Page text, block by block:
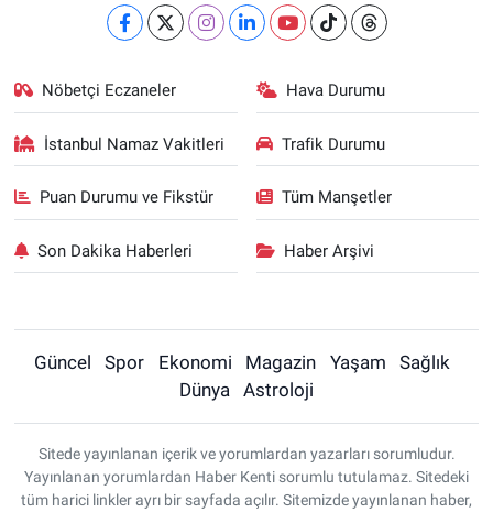
Nöbetçi Eczaneler Hava Durumu
İstanbul Namaz Vakitleri Trafik Durumu
Puan Durumu ve Fikstür Tüm Manşetler
Son Dakika Haberleri Haber Arşivi
Güncel Spor Ekonomi Magazin Yaşam
Sağlık
Dünya
Astroloji
Sitede yayınlanan içerik ve yorumlardan yazarları sorumludur.
Yayınlanan yorumlardan Haber Kenti sorumlu tutulamaz. Sitedeki
tüm harici linkler ayrı bir sayfada açılır. Sitemizde yayınlanan haber,